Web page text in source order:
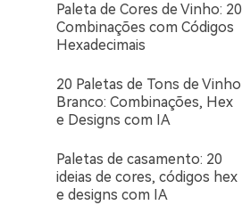
Paleta de Cores de Vinho: 20
Combinações com Códigos
Hexadecimais
20 Paletas de Tons de Vinho
Branco: Combinações, Hex
e Designs com IA
Paletas de casamento: 20
ideias de cores, códigos hex
e designs com IA